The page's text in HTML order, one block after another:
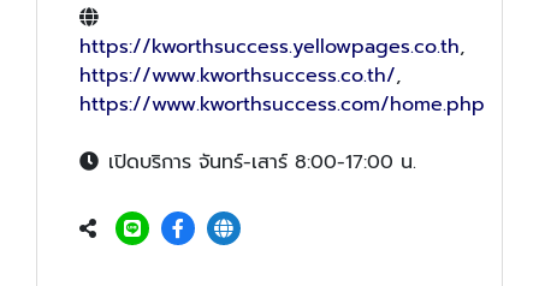
https://kworthsuccess.yellowpages.co.th,
https://www.kworthsuccess.co.th/,
https://www.kworthsuccess.com/home.php
เปิดบริการ จันทร์-เสาร์ 8:00-17:00 น.